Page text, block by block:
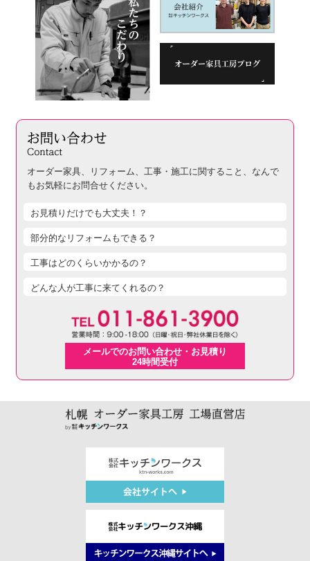
オーダー家具、リフォーム、工事・施工に関すること、 なんで
もお気軽にお問合せください。
お見積りだけでも大丈夫！？
部分的なリフォームもできる？
工事はどのくらいかかるの？
どんな人が工事に来てくれるの？
メールでのお問い合わせ・お見積り
24時間受付